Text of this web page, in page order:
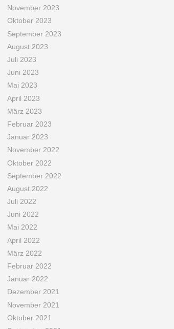
November 2023
Oktober 2023
September 2023
August 2023
Juli 2023
Juni 2023
Mai 2023
April 2023
März 2023
Februar 2023
Januar 2023
November 2022
Oktober 2022
September 2022
August 2022
Juli 2022
Juni 2022
Mai 2022
April 2022
März 2022
Februar 2022
Januar 2022
Dezember 2021
November 2021
Oktober 2021